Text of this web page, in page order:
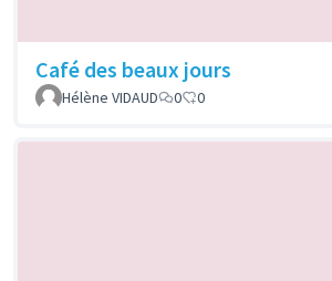
Café des beaux jours
Hélène VIDAUD
0 0